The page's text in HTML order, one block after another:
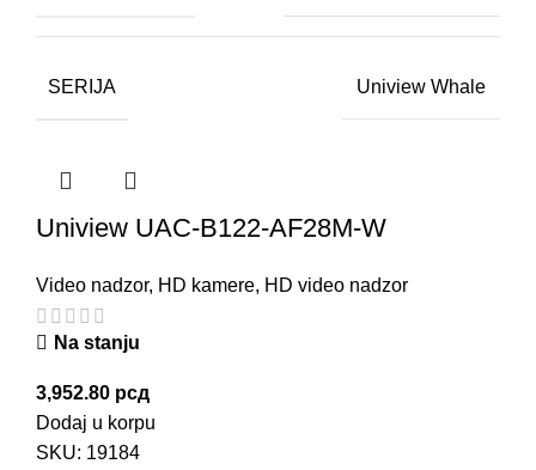
SERIJA Uniview Whale
Uniview UAC-B122-AF28M-W
Video nadzor, HD kamere, HD video nadzor
Na stanju
3,952.80 рсд
Dodaj u korpu
SKU: 19184